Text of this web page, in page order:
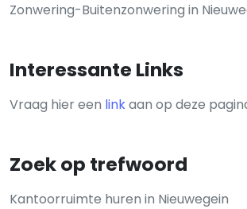
Zonwering-Buitenzonwering in
Interessante Links
Vraag hier een linkaan op deze
Zoek op trefwoord
Kantoorruimte huren in Nieuwegein